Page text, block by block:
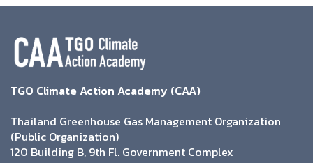
TGO Climate Action Academy (CAA)
Thailand Greenhouse Gas Management Organization
(Public Organization)
120 Building B, 9th Fl. Government Complex